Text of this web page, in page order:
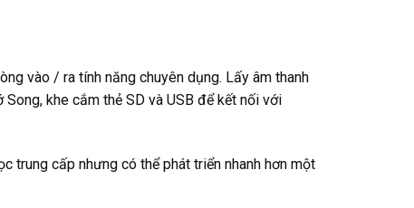
vào / ra tính năng chuyên dụng. Lấy âm thanh
khe cắm thẻ SD và USB để kết nối với
trung cấp nhưng có thể phát triển nhanh hơn một